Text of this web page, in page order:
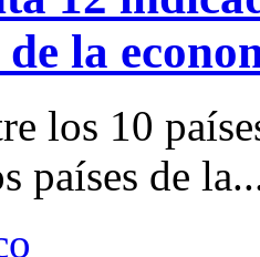
de la
los 10
países de